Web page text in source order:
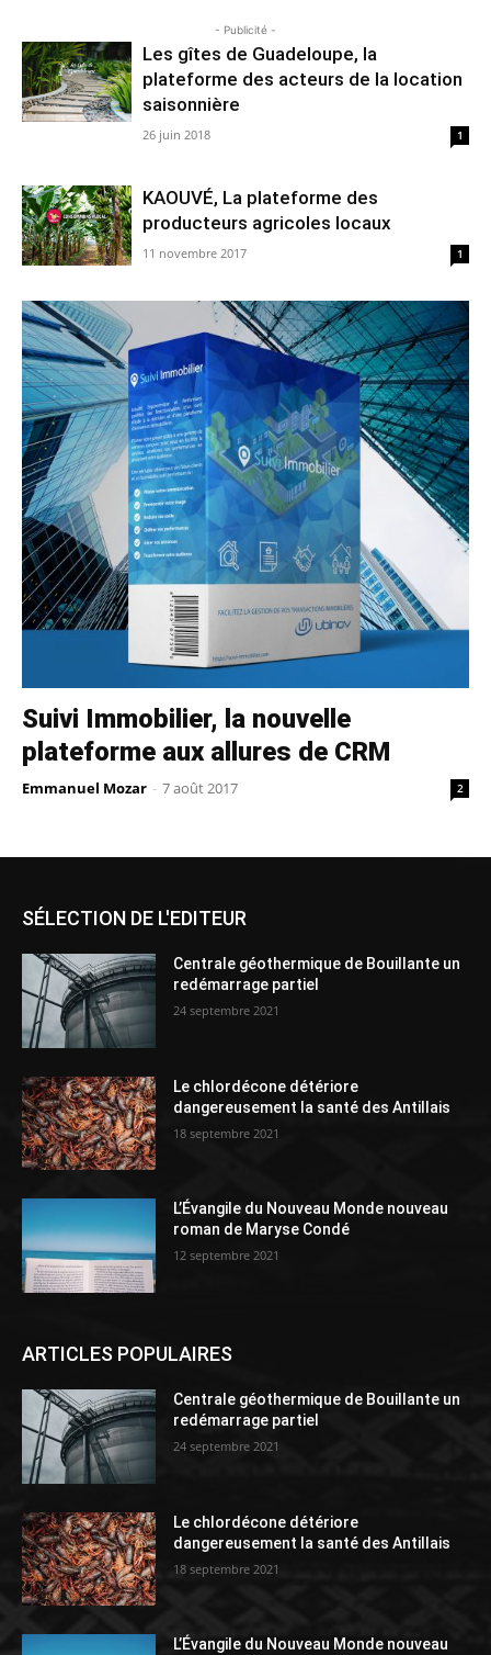
- Publicité -
Les gîtes de Guadeloupe, la
plateforme des acteurs de la location
saisonnière
26 juin 2018 1
KAOUVÉ, La plateforme des
producteurs agricoles locaux
11 novembre 2017 1
Suivi Immobilier, la nouvelle
plateforme aux allures de CRM
Emmanuel Mozar - 7 août 2017 2
SÉLECTION DE L'EDITEUR
Centrale géothermique de Bouillante un
redémarrage partiel
24 septembre 2021
Le chlordécone détériore
dangereusement la santé des Antillais
18 septembre 2021
L’Évangile du Nouveau Monde nouveau
roman de Maryse Condé
12 septembre 2021
ARTICLES POPULAIRES
Centrale géothermique de Bouillante un
redémarrage partiel
24 septembre 2021
Le chlordécone détériore
dangereusement la santé des Antillais
18 septembre 2021
L’Évangile du Nouveau Monde nouveau